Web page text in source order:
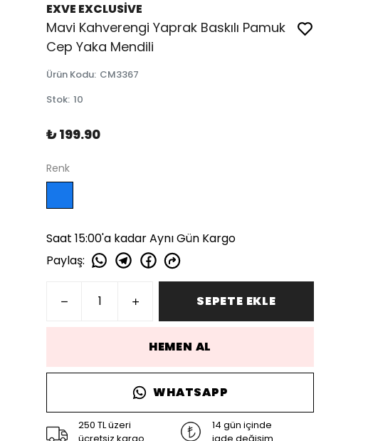
EXVE EXCLUSİVE
Mavi Kahverengi Yaprak Baskılı Pamuk
Cep Yaka Mendili
Ürün Kodu: CM3367
Stok: 10
₺ 199.90
Renk
Saat 15:00'a kadar Aynı Gün Kargo
Paylaş:
SEPETE EKLE
HEMEN AL
WHATSAPP
250 TL üzeri
14 gün içinde